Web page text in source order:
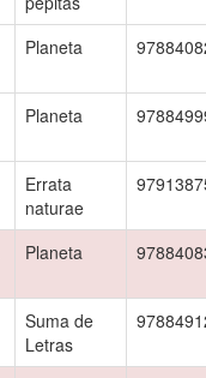
Planeta
Planeta
Errata
naturae
Planeta
Suma de
Letras